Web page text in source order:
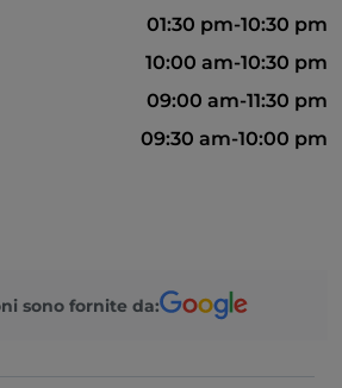
01:30 pm-10:30 pm
10:00 am-10:30 pm
09:00 am-11:30 pm
09:30 am-10:00 pm
sono fornite da: